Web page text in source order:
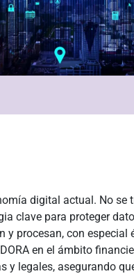
digital actual. No se
clave para proteger
y procesan, con especial
en el ámbito
y legales, asegurando